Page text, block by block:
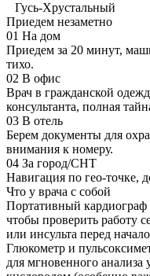
Гусь-Хрустальный
Приедем незаметно
01 На дом
Приедем за 20 минут,
тихо.
02 В офис
Врач в гражданской
консультанта, полная
03 В отель
Берем документы для
внимания к номеру.
04 За город/СНТ
Навигация по гео-точке,
Что у врача с собой
Портативный
чтобы проверить работу
или инсульта перед
Глюкометр и
для мгновенного